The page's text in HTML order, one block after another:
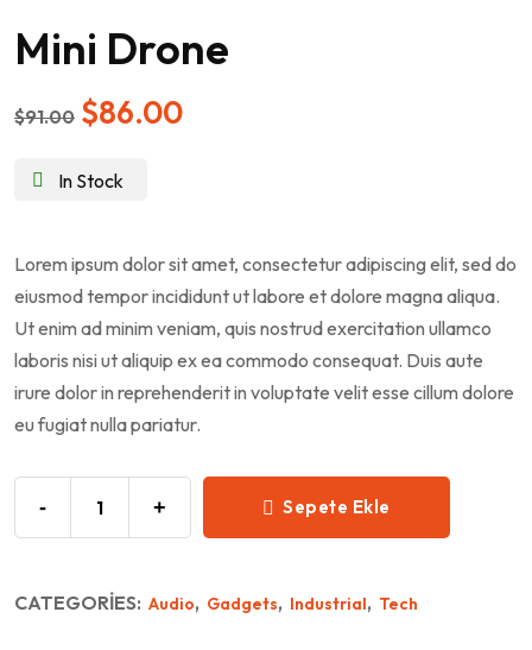
Mini Drone
$91.00 $86.00
In Stock
Lorem ipsum dolor sit amet, consectetur adipiscing elit, sed do
eiusmod tempor incididunt ut labore et dolore magna aliqua.
Ut enim ad minim veniam, quis nostrud exercitation ullamco
laboris nisi ut aliquip ex ea commodo consequat. Duis aute
irure dolor in reprehenderit in voluptate velit esse cillum dolore
eu fugiat nulla pariatur.
- + Sepete Ekle
CATEGORIES: Audio, Gadgets, Industrial, Tech